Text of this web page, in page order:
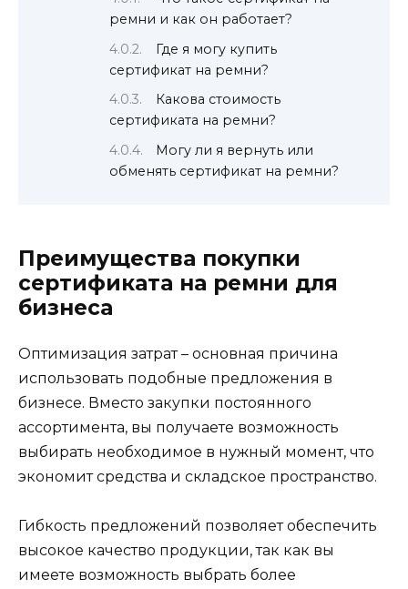
ремни и как он работает?
Где я могу купить
сертификат на ремни?
Какова стоимость
сертификата на ремни?
Могу ли я вернуть или
обменять сертификат на ремни?
Преимущества покупки
сертификата на ремни для
бизнеса
Оптимизация затрат – основная причина
использовать подобные предложения в
бизнесе. Вместо закупки постоянного
ассортимента, вы получаете возможность
выбирать необходимое в нужный момент, что
экономит средства и складское пространство.
Гибкость предложений позволяет обеспечить
высокое качество продукции, так как вы
имеете возможность выбрать более